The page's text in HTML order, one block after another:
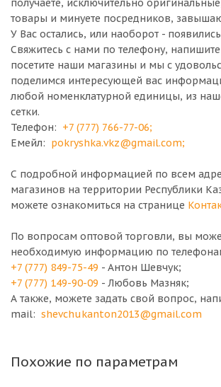
получаете, исключительно
товары и минуете посредников,
У Вас остались, или наоборот -
Свяжитесь с нами по телефону,
посетите наши магазины и мы с
поделимся интересующей вас
любой номенклатурной единицы, из
сетки.
Телефон: +7 (777) 766-77-06;
Емейл: pokryshka.vkz@gmail.com;
С подробной информацией по всем
магазинов на территории Республики
можете ознакомиться на странице
По вопросам оптовой торговли, вы
необходимую информацию по
+7 (777) 849-75-49 - Антон Шевчук;
+7 (777) 149-90-09 - Любовь Мазняк;
А также, можете задать свой вопрос,
mail: shevchukanton2013@gmail.com
Похожие по параметрам